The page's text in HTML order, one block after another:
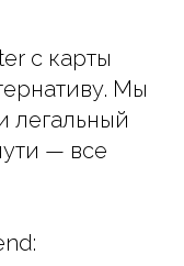
с карты
Мы
легальный
— все